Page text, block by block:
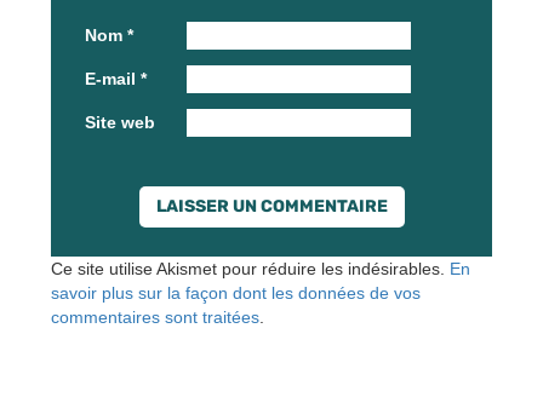
Nom *
E-mail *
Site web
Ce site utilise Akismet pour réduire les indésirables. En
savoir plus sur la façon dont les données de vos
commentaires sont traitées.